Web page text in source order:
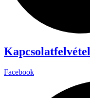
Kapcsolatfelvétel
Facebook